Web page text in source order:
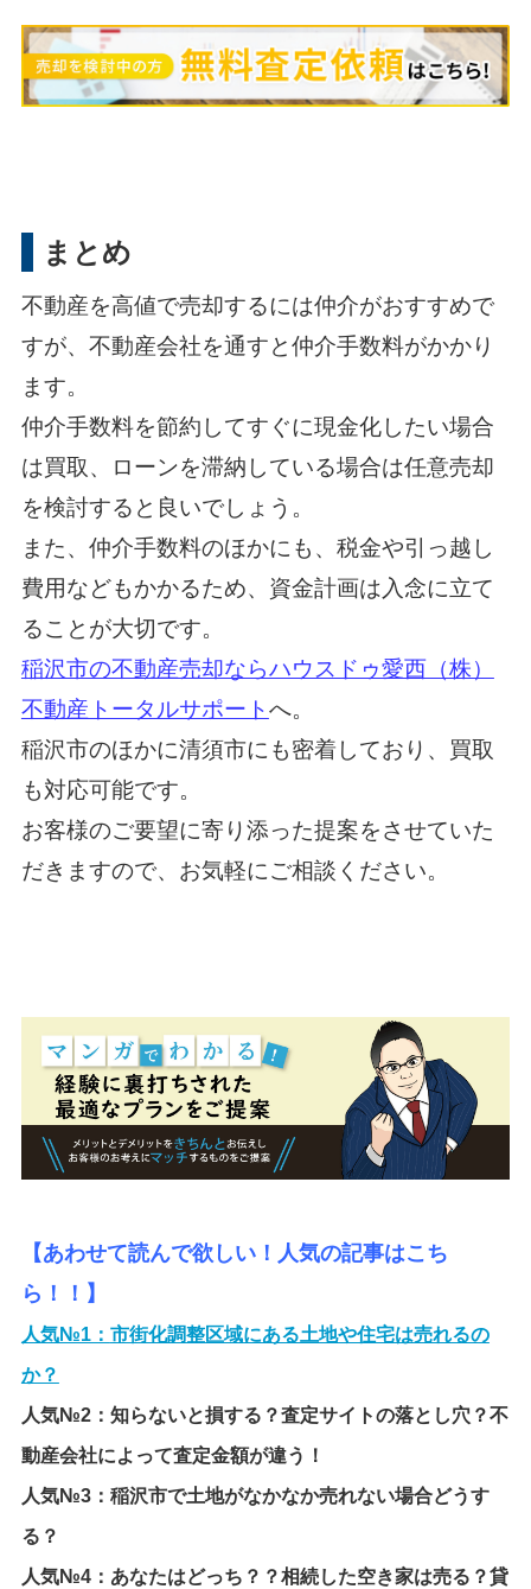
まとめ
不動産を高値で売却するには仲介がおすすめで
すが、不動産会社を通すと仲介手数料がかかり
ます。
仲介手数料を節約してすぐに現金化したい場合
は買取、ローンを滞納している場合は任意売却
を検討すると良いでしょう。
また、仲介手数料のほかにも、税金や引っ越し
費用などもかかるため、資金計画は入念に立て
ることが大切です。
稲沢市の不動産売却ならハウスドゥ愛西（株）
不動産トータルサポートへ。
稲沢市のほかに清須市にも密着しており、買取
も対応可能です。
お客様のご要望に寄り添った提案をさせていた
だきますので、お気軽にご相談ください。
【あわせて読んで欲しい！人気の記事はこち
ら！！】
人気№1： 市街化調整区域にある土地や住宅は売れるの
か？
人気№2： 知らないと損する？査定サイトの落とし穴？不
動産会社によって査定金額が違う！
人気№3： 稲沢市で土地がなかなか売れない場合どうす
る？
人気№4： あなたはどっち？？相続した空き家は売る？貸